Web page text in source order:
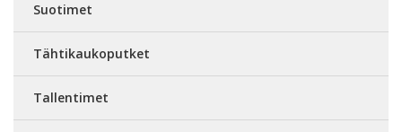
Suotimet
Tähtikaukoputket
Tallentimet